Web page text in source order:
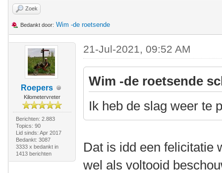
Zoek
Bedankt door: Wim -de roetsende
Roepers
Kilometervreter
Berichten: 2.883
Topics: 90
Lid sinds: Apr 2017
Bedankt: 3087
3333 x bedankt in
1413 berichten
21-Jul-2021, 09:52 AM
Wim -de roetsende
Ik heb de slag weer te
Dat is idd een felicitatie
wel als voltooid